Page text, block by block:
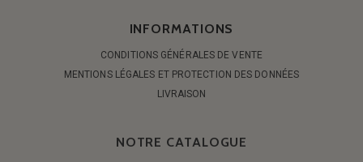
INFORMATIONS
CONDITIONS GÉNÉRALES DE VENTE
MENTIONS LÉGALES ET PROTECTION DES DONNÉES
LIVRAISON
NOTRE CATALOGUE